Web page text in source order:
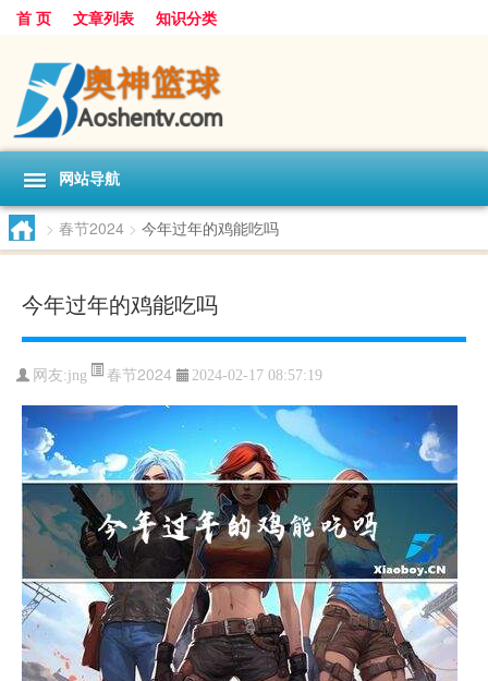
首 页 文章列表 知识分类
网站导航
> 春节2024 > 今年过年的鸡能吃吗
今年过年的鸡能吃吗
网友:jng 春节2024 2024-02-17 08:57:19